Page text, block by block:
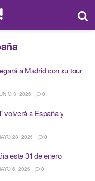
a Madrid con su tour
3, 2026 0
volverá a España y
28, 2026 0
este 31 de enero
6, 2026 0